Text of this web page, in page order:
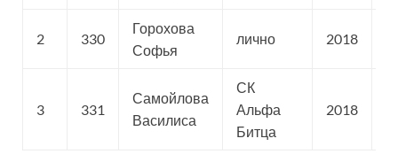
2 330
Горохова
Софья
лично 2018
3 331
Самойлова
Василиса
СК
Альфа
Битца
2018